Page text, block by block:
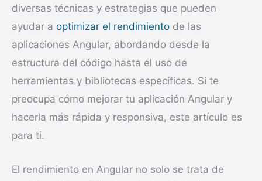
diversas técnicas y estrategias que pueden
ayudar a optimizar el rendimiento de las
aplicaciones Angular, abordando desde la
estructura del código hasta el uso de
herramientas y bibliotecas específicas. Si te
preocupa cómo mejorar tu aplicación Angular y
hacerla más rápida y responsiva, este artículo es
para ti.
El rendimiento en Angular no solo se trata de